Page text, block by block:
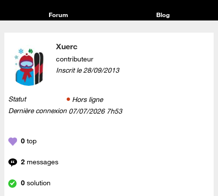
Forum Blog
Xuerc
contributeur
Inscrit le‎28/09/2013
Statut
Hors ligne
Dernière connexion ‎07/07/2026 7h53
0 top
2 messages
0 solution